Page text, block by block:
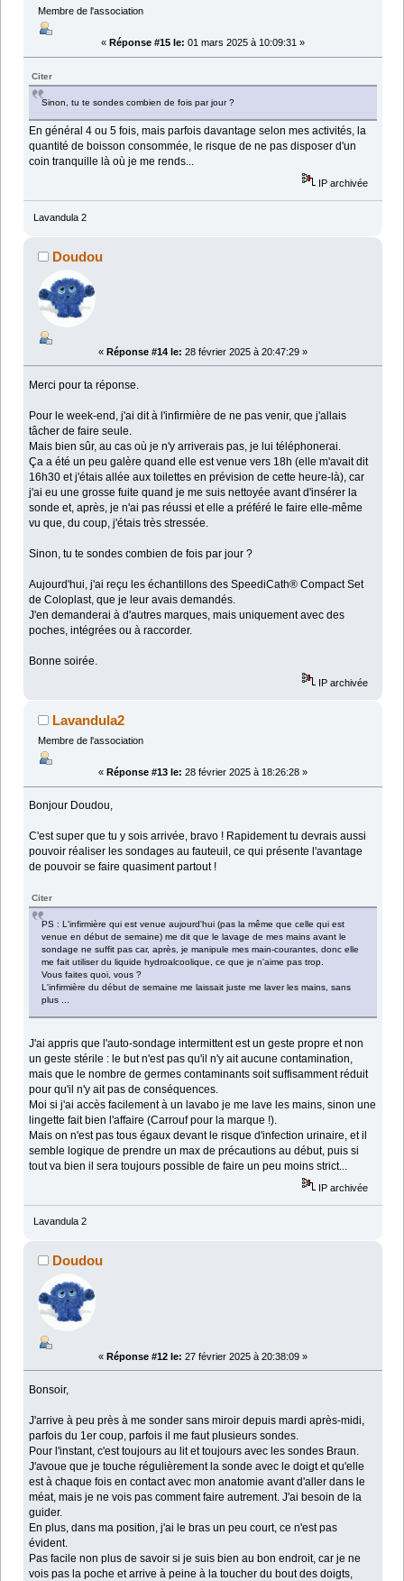
Membre de l'association
« Réponse #15 le: 01 mars 2025 à 10:09:31 »
Citer
Sinon, tu te sondes combien de fois par jour ?
En général 4 ou 5 fois, mais parfois davantage selon mes activités, la
quantité de boisson consommée, le risque de ne pas disposer d'un
coin tranquille là où je me rends...
IP archivée
Lavandula 2
Doudou
« Réponse #14 le: 28 février 2025 à 20:47:29 »
Merci pour ta réponse.
Pour le week-end, j'ai dit à l'infirmière de ne pas venir, que j'allais
tâcher de faire seule.
Mais bien sûr, au cas où je n'y arriverais pas, je lui téléphonerai.
Ça a été un peu galère quand elle est venue vers 18h (elle m'avait dit
16h30 et j'étais allée aux toilettes en prévision de cette heure-là), car
j'ai eu une grosse fuite quand je me suis nettoyée avant d'insérer la
sonde et, après, je n'ai pas réussi et elle a préféré le faire elle-même
vu que, du coup, j'étais très stressée.
Sinon, tu te sondes combien de fois par jour ?
Aujourd'hui, j'ai reçu les échantillons des SpeediCath® Compact Set
de Coloplast, que je leur avais demandés.
J'en demanderai à d'autres marques, mais uniquement avec des
poches, intégrées ou à raccorder.
Bonne soirée.
IP archivée
Lavandula2
Membre de l'association
« Réponse #13 le: 28 février 2025 à 18:26:28 »
Bonjour Doudou,
C'est super que tu y sois arrivée, bravo ! Rapidement tu devrais aussi
pouvoir réaliser les sondages au fauteuil, ce qui présente l'avantage
de pouvoir se faire quasiment partout !
Citer
PS : L'infirmière qui est venue aujourd'hui (pas la même que celle qui est
venue en début de semaine) me dit que le lavage de mes mains avant le
sondage ne suffit pas car, après, je manipule mes main-courantes, donc elle
me fait utiliser du liquide hydroalcoolique, ce que je n'aime pas trop.
Vous faites quoi, vous ?
L'infirmière du début de semaine me laissait juste me laver les mains, sans
plus ...
J'ai appris que l'auto-sondage intermittent est un geste propre et non
un geste stérile : le but n'est pas qu'il n'y ait aucune contamination,
mais que le nombre de germes contaminants soit suffisamment réduit
pour qu'il n'y ait pas de conséquences.
Moi si j'ai accès facilement à un lavabo je me lave les mains, sinon une
lingette fait bien l'affaire (Carrouf pour la marque !).
Mais on n'est pas tous égaux devant le risque d'infection urinaire, et il
semble logique de prendre un max de précautions au début, puis si
tout va bien il sera toujours possible de faire un peu moins strict...
IP archivée
Lavandula 2
Doudou
« Réponse #12 le: 27 février 2025 à 20:38:09 »
Bonsoir,
J'arrive à peu près à me sonder sans miroir depuis mardi après-midi,
parfois du 1er coup, parfois il me faut plusieurs sondes.
Pour l'instant, c'est toujours au lit et toujours avec les sondes Braun.
J'avoue que je touche régulièrement la sonde avec le doigt et qu'elle
est à chaque fois en contact avec mon anatomie avant d'aller dans le
méat, mais je ne vois pas comment faire autrement. J'ai besoin de la
guider.
En plus, dans ma position, j'ai le bras un peu court, ce n'est pas
évident.
Pas facile non plus de savoir si je suis bien au bon endroit, car je ne
vois pas la poche et arrive à peine à la toucher du bout des doigts,